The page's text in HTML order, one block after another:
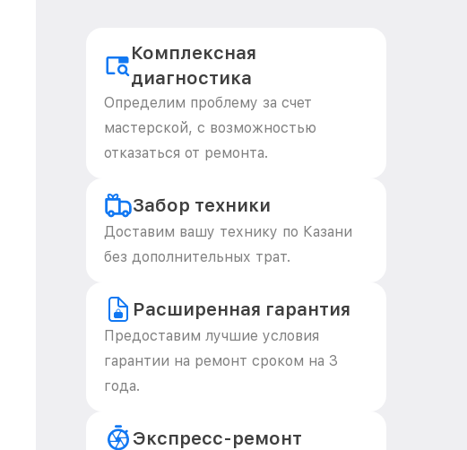
Комплексная
диагностика
Определим проблему за счет
мастерской, с возможностью
отказаться от ремонта.
Забор техники
Доставим вашу технику по Казани
без дополнительных трат.
Расширенная гарантия
Предоставим лучшие условия
гарантии на ремонт сроком на 3
года.
Экспресс-ремонт